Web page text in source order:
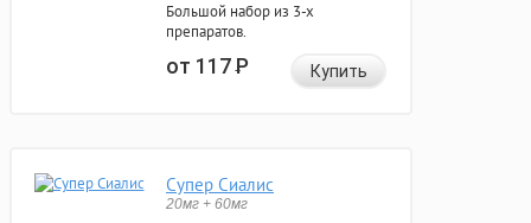
Большой набор из 3-х
препаратов.
от 117Р Купить
Супер Сиалис
20мг + 60мг